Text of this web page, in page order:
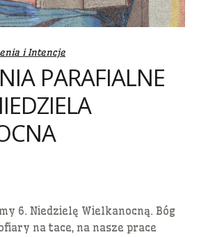
i Intencje
PARAFIALNE
6. Niedzielę Wielkanocną. Bóg
na tace, na nasze prace